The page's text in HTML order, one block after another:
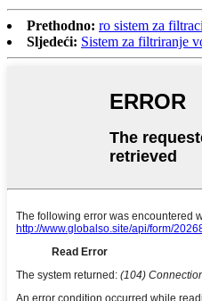
Prethodno: ro sistem za
Sljedeći: Sistem za filtriranje